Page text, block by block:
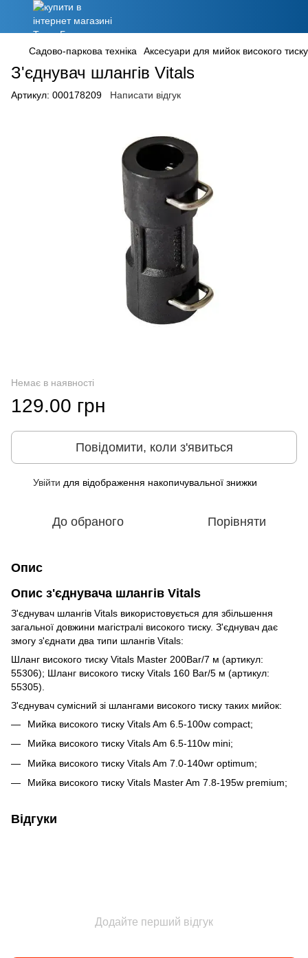
Садово-паркова техніка Аксесуари для мийок високого тиску
З'єднувач шлангів Vitals
Артикул: 000178209 Написати відгук
Немає в наявності
129.00 грн
Повідомити, коли з'явиться
Увійти для відображення накопичувальної знижки
До обраного Порівняти
Опис
Опис з'єднувача шлангів Vitals
З'єднувач шлангів Vitals використовується для збільшення
загальної довжини магістралі високого тиску. З'єднувач дає
змогу з'єднати два типи шлангів Vitals:
Шланг високого тиску Vitals Master 200Bar/7 м (артикул:
55306); Шланг високого тиску Vitals 160 Bar/5 м (артикул:
55305).
З'єднувач сумісний зі шлангами високого тиску таких мийок:
Мийка високого тиску Vitals Am 6.5-100w compact;
Мийка високого тиску Vitals Am 6.5-110w mini;
Мийка високого тиску Vitals Am 7.0-140wr optimum;
Мийка високого тиску Vitals Master Am 7.8-195w premium;
Відгуки
Додайте перший відгук